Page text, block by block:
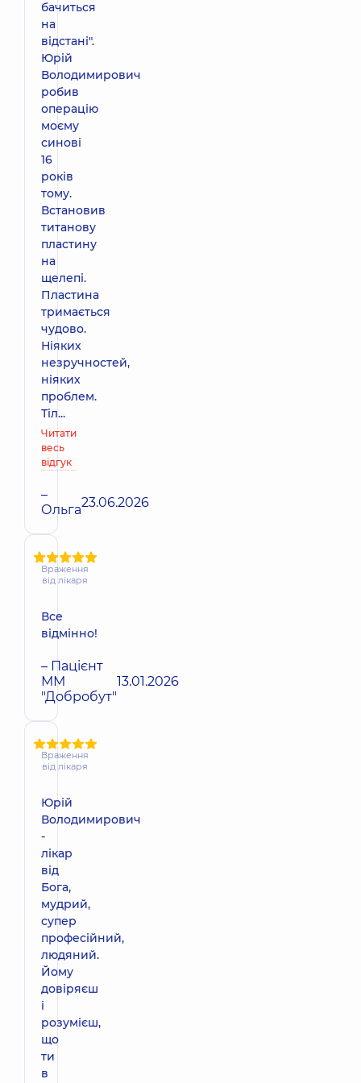
бачиться
на
відстані".
Юрій
Володимирович
робив
операцію
моєму
синові
16
років
тому.
Встановив
титанову
пластину
на
щелепі.
Пластина
тримається
чудово.
Ніяких
незручностей,
ніяких
проблем.
Тіл...
Читати
весь
відгук
–
Ольга23.06.2026
Враження
від лікаря
Все
відмінно!
– Пацієнт
ММ
"Добробут"
13.01.2026
Враження
від лікаря
Юрій
Володимирович
-
лікар
від
Бога,
мудрий,
супер
професійний,
людяний.
Йому
довіряєш
і
розумієш,
що
ти
в